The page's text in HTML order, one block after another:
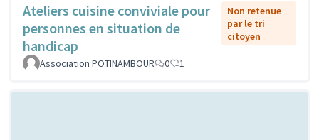
Ateliers cuisine conviviale pour
personnes en situation de
handicap
Non retenue
par le tri
citoyen
Association POTINAMBOUR 0 1